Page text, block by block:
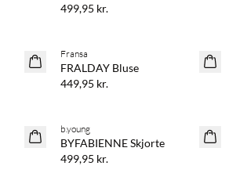
499,95 kr.
NYHED
Fransa
FRALDAY Bluse
449,95 kr.
NYHED
b.young
BYFABIENNE Skjorte
499,95 kr.